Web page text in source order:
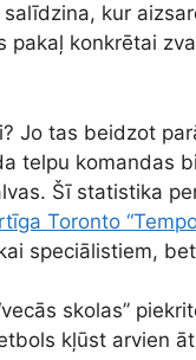
kur
pakaļ konkrētai
Jo tas beidzot
telpu komandas
Šī statistika
Toronto
speciālistiem,
skolas”
kļūst arvien